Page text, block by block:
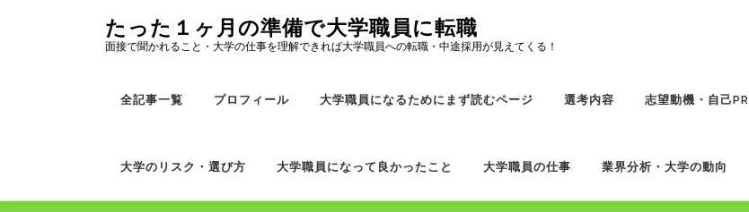
たった１ヶ月の準備で大学職員に転職
面接で聞かれること・大学の仕事を理解できれば大学職員への転職・中途採用が見えてくる！
全記事一覧 プロフィール 大学職員になるためにまず読むページ 選考内容 志望動機・自己PR
大学のリスク・選び方 大学職員になって良かったこと 大学職員の仕事 業界分析・大学の動向